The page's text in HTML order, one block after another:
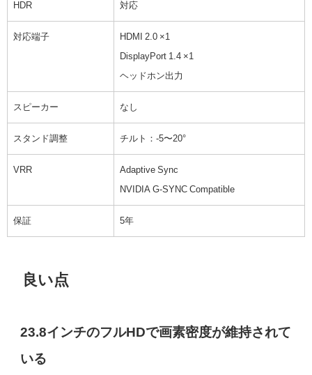
HDR 対応
対応端子 HDMI 2.0 ×1
DisplayPort 1.4 ×1
ヘッドホン出力
スピーカー なし
スタンド調整 チルト：-5〜20°
VRR Adaptive Sync
NVIDIA G-SYNC Compatible
保証 5年
良い点
23.8インチのフルHDで画素密度が維持されて
いる